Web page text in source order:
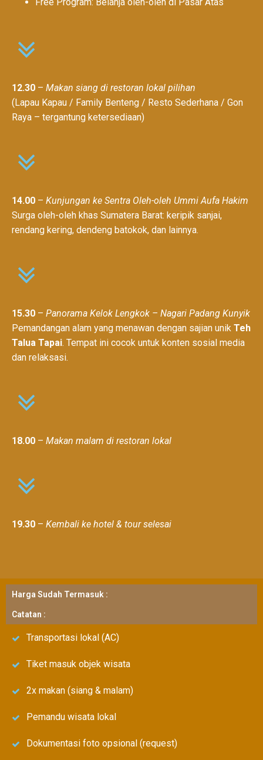
12.30 – Makan siang di restoran lokal pilihan
(Lapau Kapau / Family Benteng / Resto Sederhana / Gon
Raya – tergantung ketersediaan)
14.00 – Kunjungan ke Sentra Oleh-oleh Ummi Aufa Hakim
Surga oleh-oleh khas Sumatera Barat: keripik sanjai,
rendang kering, dendeng batokok, dan lainnya.
15.30 – Panorama Kelok Lengkok – Nagari Padang Kunyik
Pemandangan alam yang menawan dengan sajian unik Teh
Talua Tapai. Tempat ini cocok untuk konten sosial media
dan relaksasi.
18.00 – Makan malam di restoran lokal
19.30 – Kembali ke hotel & tour selesai
Harga Sudah Termasuk :
Catatan :
Transportasi lokal (AC)
Tiket masuk objek wisata
2x makan (siang & malam)
Pemandu wisata lokal
Dokumentasi foto opsional (request)